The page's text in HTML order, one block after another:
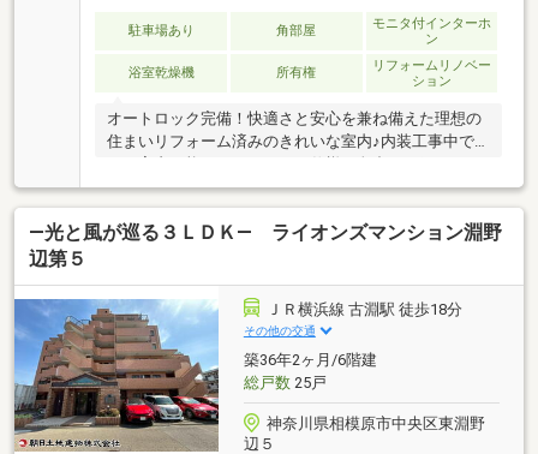
駐車場あり 角部屋
モニタ付インターホ
ン
浴室乾燥機 所有権
リフォームリノベー
ション
オートロック完備！快適さと安心を兼ね備えた理想の
住まいリフォーム済みのきれいな室内♪内装工事中で
もご案内可能ですメーカー、仕様、色合い、細かくご
説明いたします【内装リノベーション箇所一覧】・シ
ステムキッチン 食洗機・浄水器付き・ユニットバ
ス 換気乾燥暖房機付き・洗面化粧台・トイレ 節
―光と風が巡る３ＬＤＫ― ライオンズマンション淵野
辺第５
ＪＲ横浜線 古淵駅 徒歩18分
その他の交通
築36年2ヶ月/6階建
総戸数25戸
神奈川県相模原市中央区東淵野
辺５